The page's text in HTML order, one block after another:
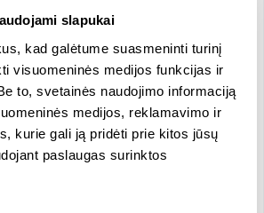
slapukai
kad galėtume suasmeninti turinį
visuomeninės medijos funkcijas ir
to, svetainės naudojimo informaciją
medijos, reklamavimo ir
kurie gali ją pridėti prie kitos jūsų
paslaugas surinktos
gyvulininkystės produktai)
naudojimas (suteikiami
veiklai fiksuoti ir
klientų konsultavimas
gerinimo ir
pasėlių stebėjimas bei
siūlymas.